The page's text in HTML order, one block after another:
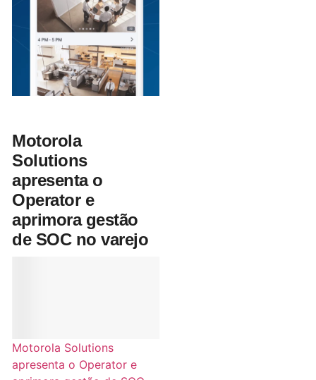
Motorola
Solutions
apresenta o
Operator e
aprimora gestão
de SOC no varejo
Motorola Solutions
apresenta o Operator e